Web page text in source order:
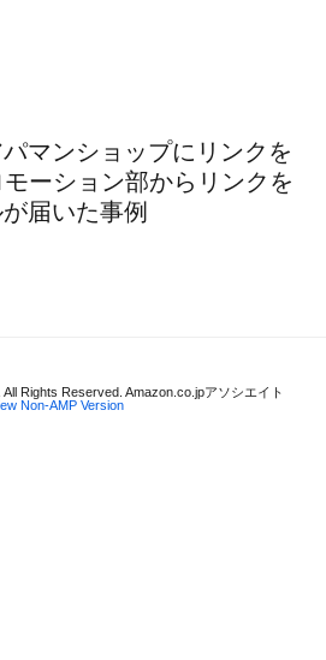
マンショップにリンクを
ーション部からリンクを
届いた事例
Rights Reserved. Amazon.co.jpアソシエイト
Non-AMP Version